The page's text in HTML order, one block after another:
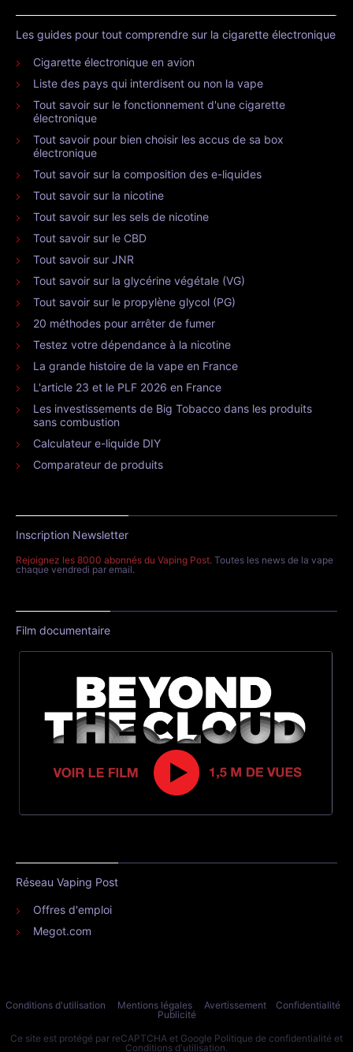
Les guides pour tout comprendre sur la cigarette électronique
Cigarette électronique en avion
Liste des pays qui interdisent ou non la vape
Tout savoir sur le fonctionnement d'une cigarette
électronique
Tout savoir pour bien choisir les accus de sa box
électronique
Tout savoir sur la composition des e-liquides
Tout savoir sur la nicotine
Tout savoir sur les sels de nicotine
Tout savoir sur le CBD
Tout savoir sur JNR
Tout savoir sur la glycérine végétale (VG)
Tout savoir sur le propylène glycol (PG)
20 méthodes pour arrêter de fumer
Testez votre dépendance à la nicotine
La grande histoire de la vape en France
L'article 23 et le PLF 2026 en France
Les investissements de Big Tobacco dans les produits
sans combustion
Calculateur e-liquide DIY
Comparateur de produits
Inscription Newsletter
Rejoignez les 8000 abonnés du Vaping Post. Toutes les news de la vape
chaque vendredi par email.
Film documentaire
Réseau Vaping Post
Offres d'emploi
Megot.com
Conditions d'utilisation Mentions légales Avertissement
Confidentialité
Publicité
Ce site est protégé par reCAPTCHA et Google Politique de confidentialité et
Conditions d'utilisation.